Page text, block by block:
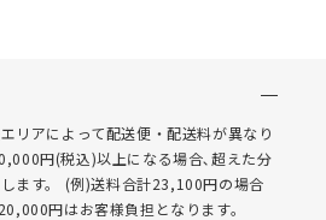
リアによって配送便・配送料が異なり
円(税込)以上になる場合､超えた分
ます。 (例)送料合計23,100円の場合
円はお客様負担となります。